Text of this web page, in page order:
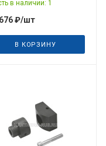
в наличии: 1
₽/шт
В КОРЗИНУ